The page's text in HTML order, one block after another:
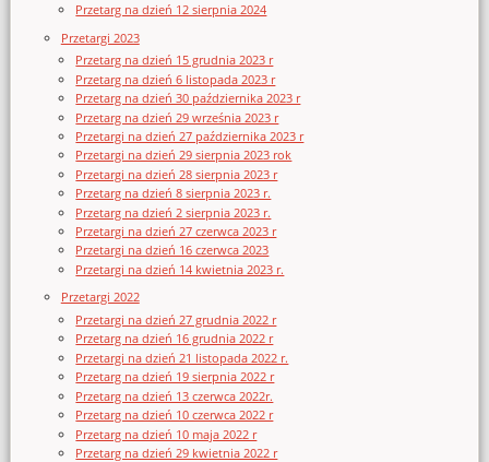
Przetarg na dzień 12 sierpnia 2024
Przetargi 2023
Przetarg na dzień 15 grudnia 2023 r
Przetarg na dzień 6 listopada 2023 r
Przetarg na dzień 30 października 2023 r
Przetarg na dzień 29 września 2023 r
Przetargi na dzień 27 października 2023 r
Przetargi na dzień 29 sierpnia 2023 rok
Przetargi na dzień 28 sierpnia 2023 r
Przetarg na dzień 8 sierpnia 2023 r.
Przetarg na dzień 2 sierpnia 2023 r.
Przetargi na dzień 27 czerwca 2023 r
Przetargi na dzień 16 czerwca 2023
Przetargi na dzień 14 kwietnia 2023 r.
Przetargi 2022
Przetargi na dzień 27 grudnia 2022 r
Przetarg na dzień 16 grudnia 2022 r
Przetargi na dzień 21 listopada 2022 r.
Przetarg na dzień 19 sierpnia 2022 r
Przetarg na dzień 13 czerwca 2022r.
Przetarg na dzień 10 czerwca 2022 r
Przetarg na dzień 10 maja 2022 r
Przetarg na dzień 29 kwietnia 2022 r